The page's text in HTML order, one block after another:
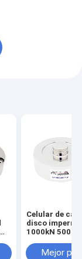
Celular de
disco
1000kN 500kN
50kN Sensor
Mejor